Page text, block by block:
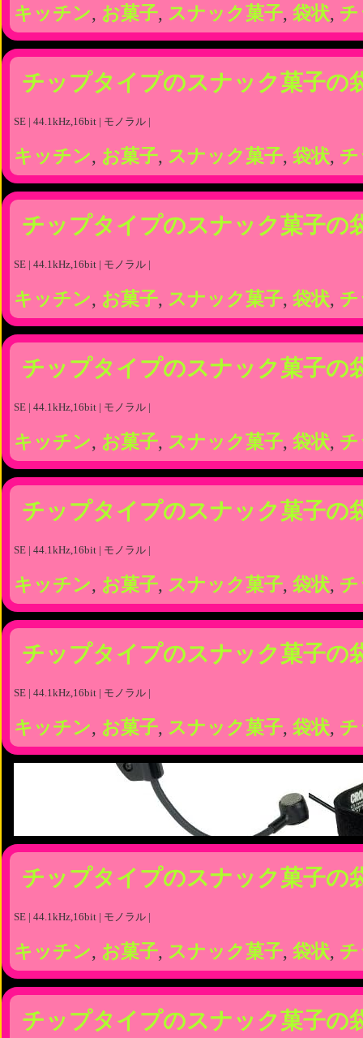
キッチン, お菓子, スナック菓子, 袋状,
チップタイプのスナック菓子の
SE | 44.1kHz,16bit | モノラル |
キッチン, お菓子, スナック菓子, 袋状,
チップタイプのスナック菓子の
SE | 44.1kHz,16bit | モノラル |
キッチン, お菓子, スナック菓子, 袋状,
チップタイプのスナック菓子の
SE | 44.1kHz,16bit | モノラル |
キッチン, お菓子, スナック菓子, 袋状,
チップタイプのスナック菓子の
SE | 44.1kHz,16bit | モノラル |
キッチン, お菓子, スナック菓子, 袋状,
チップタイプのスナック菓子の
SE | 44.1kHz,16bit | モノラル |
キッチン, お菓子, スナック菓子, 袋状,
チップタイプのスナック菓子の
SE | 44.1kHz,16bit | モノラル |
キッチン, お菓子, スナック菓子, 袋状,
チップタイプのスナック菓子の